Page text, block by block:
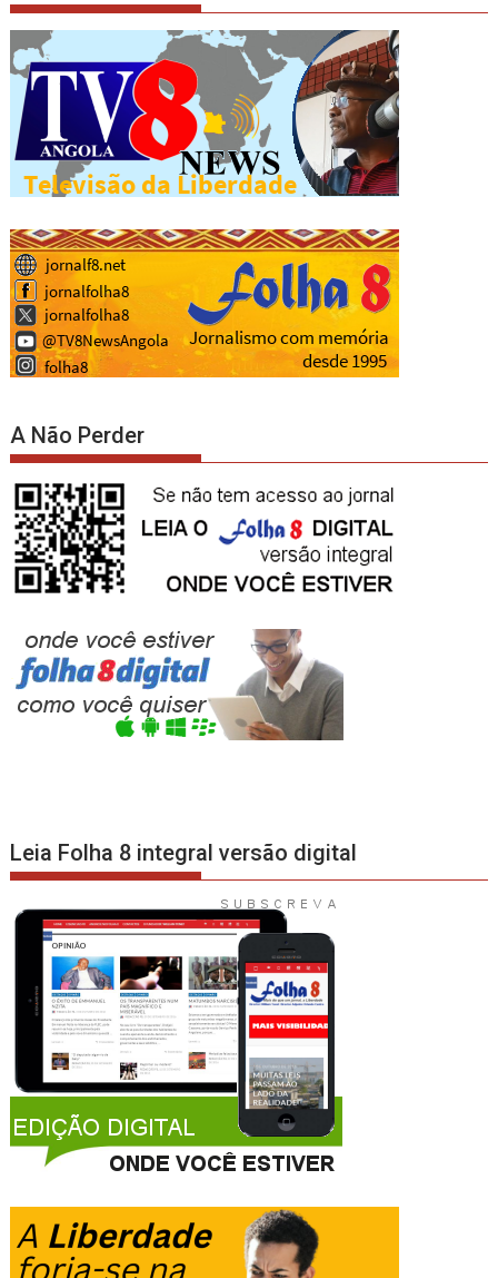
A Não Perder
Leia Folha 8 integral versão digital